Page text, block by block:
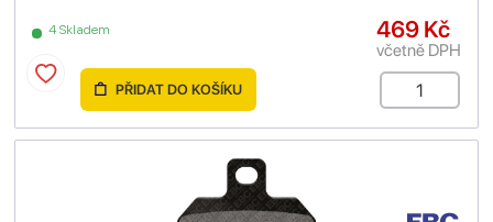
4 Skladem 469 Kč
včetně DPH
PŘIDAT DO KOŠÍKU